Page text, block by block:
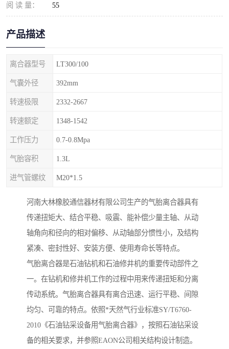
阅 读 量： 55
产品描述
离合器型号 LT300/100
气囊外径 392mm
转速极限 2332-2667
转速额定 1348-1542
工作压力 0.7-0.8Mpa
气胎容积 1.3L
进气管螺纹 M20*1.5
河南大林橡胶通信器材有限公司生产的气胎离合器具有
传递扭矩大、结合平稳、吸震、能补偿少量主轴、从动
轴角向和径向的相对偏移、从动轴部分惯性小，及结构
紧凑、密封性好、安装方便、使用寿命长等特点。
气胎离合器是石油钻机和石油修井机的重要传动部件之
一。在钻机和修井机工作的过程中用来传递扭矩和分离
传动系统。气胎离合器具有离合迅速、运行平稳、间隙
均匀、可靠的特点。依照*天然气行业标准SY/T6760-
2010《石油钻采设备用气胎离合器》，按照石油钻采设
备的相关要求，并参照EAON公司相关结构设计制造。